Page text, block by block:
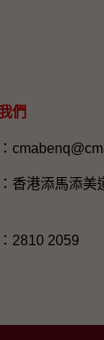
們
香港添馬添美
2810 2059